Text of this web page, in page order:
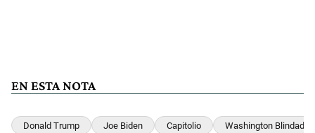
EN ESTA NOTA
Donald Trump Joe Biden Capitolio Washington Blindada